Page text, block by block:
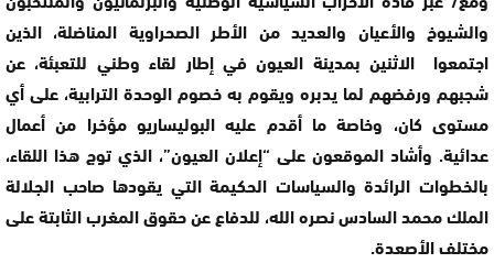
والشيوخ والأعيان والعديد من الأطر الصحراوية المناضلة، الذين
اجتمعوا الاثنين بمدينة العيون في إطار لقاء وطني للتعبئة، عن
شجبهم ورفضهم لما يدبره ويقوم به خصوم الوحدة الترابية، على أي
مستوى كان، وخاصة ما أقدم عليه البوليساريو مؤخرا من أعمال
عدائية. وأشاد الموقعون على “إعلان العيون”، الذي توج هذا اللقاء،
بالخطوات الرائدة والسياسات الحكيمة التي يقودها صاحب الجلالة
الملك محمد السادس نصره الله، للدفاع عن حقوق المغرب الثابتة على
مختلف الأصعدة.